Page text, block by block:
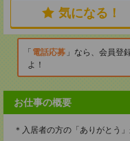
気になる！
電話応募
なら、会員登
よ！
お仕事の概要
＊入居者の方の「ありがとう